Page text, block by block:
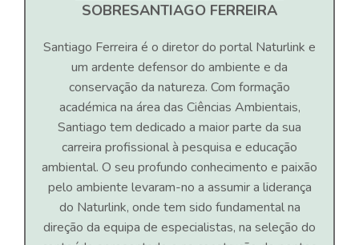
SOBRESANTIAGO FERREIRA
Santiago Ferreira é o diretor do portal Naturlink e
um ardente defensor do ambiente e da
conservação da natureza. Com formação
académica na área das Ciências Ambientais,
Santiago tem dedicado a maior parte da sua
carreira profissional à pesquisa e educação
ambiental. O seu profundo conhecimento e paixão
pelo ambiente levaram-no a assumir a liderança
do Naturlink, onde tem sido fundamental na
direção da equipa de especialistas, na seleção do